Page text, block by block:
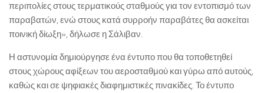
περιπολίες στους τερματικούς σταθμούς για τον εντοπισμό των
παραβατών, ενώ στους κατά συρροήν παραβάτες θα ασκείται
ποινική δίωξη», δήλωσε η Σάλιβαν.
Η αστυνομία δημιούργησε ένα έντυπο που θα τοποθετηθεί
στους χώρους αφίξεων του αεροσταθμού και γύρω από αυτούς,
καθώς και σε ψηφιακές διαφημιστικές πινακίδες. Το έντυπο